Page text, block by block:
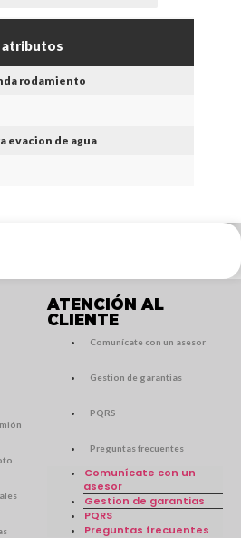
atributos
rodamiento
evacion de agua
ATENCIÓN AL
CLIENTE
Comunícate con un asesor
Gestion de garantias
PQRS
Preguntas frecuentes
Comunícate con un
asesor
Gestion de garantias
PQRS
Preguntas frecuentes